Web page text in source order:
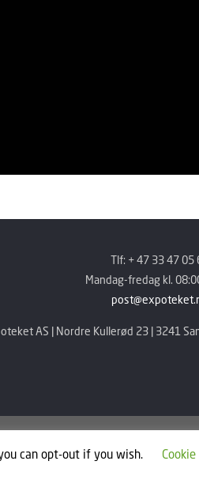
Tlf: + 47 33 47 05
Mandag-fredag kl.
AS | Nordre Kullerød 23 | 3241
can opt-out if you wish.